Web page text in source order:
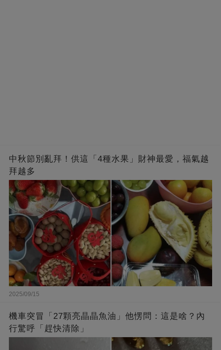
中秋節別亂拜！供這「4種水果」財神最愛，福氣越
拜越多
2025/09/15
機車突冒「27顆亮晶晶魚油」他愣問：這是啥？內
行驚呼「趕快清除」